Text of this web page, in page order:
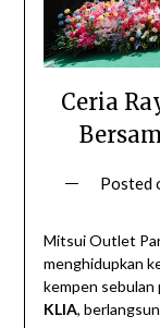
Ceria
Posted
Mitsui Outlet
menghidupkan
kempen
KLIA,